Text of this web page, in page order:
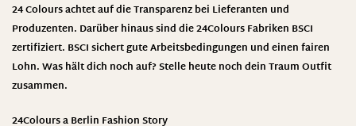
24 Colours achtet auf die Transparenz bei Lieferanten und
Produzenten. Darüber hinaus sind die 24Colours Fabriken BSCI
zertifiziert. BSCI sichert gute Arbeitsbedingungen und einen fairen
Lohn. Was hält dich noch auf? Stelle heute noch dein Traum Outfit
zusammen.
24Coloursa Berlin Fashion Story